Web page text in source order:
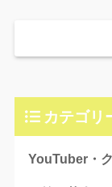
カテゴリ
YouTuber・